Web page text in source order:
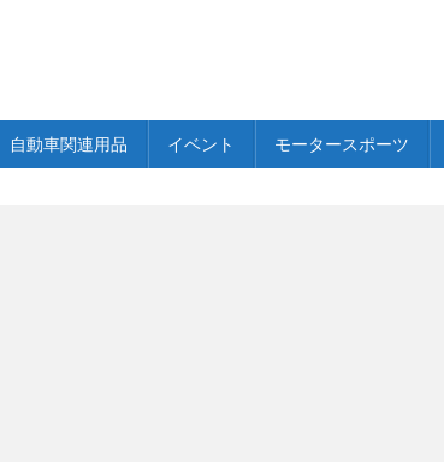
自動車関連用品 イベント モータースポーツ